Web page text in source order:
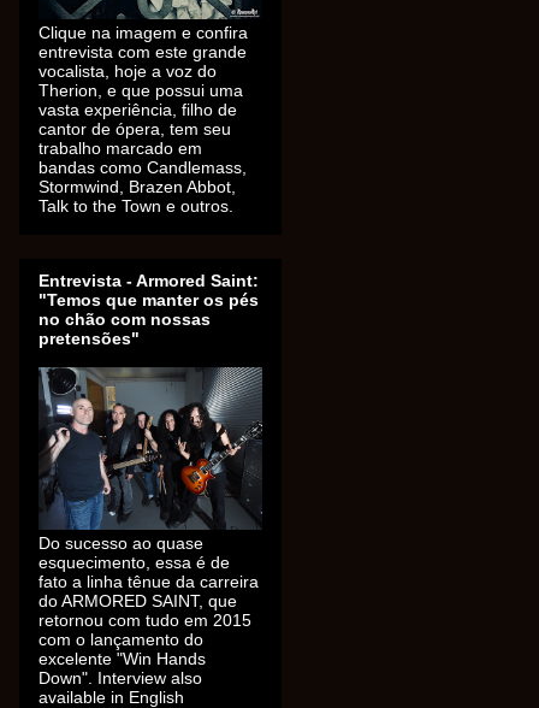
Clique na imagem e confira
entrevista com este grande
vocalista, hoje a voz do
Therion, e que possui uma
vasta experiência, filho de
cantor de ópera, tem seu
trabalho marcado em
bandas como Candlemass,
Stormwind, Brazen Abbot,
Talk to the Town e outros.
Entrevista - Armored Saint:
"Temos que manter os pés
no chão com nossas
pretensões"
Do sucesso ao quase
esquecimento, essa é de
fato a linha tênue da carreira
do ARMORED SAINT, que
retornou com tudo em 2015
com o lançamento do
excelente "Win Hands
Down". Interview also
available in English